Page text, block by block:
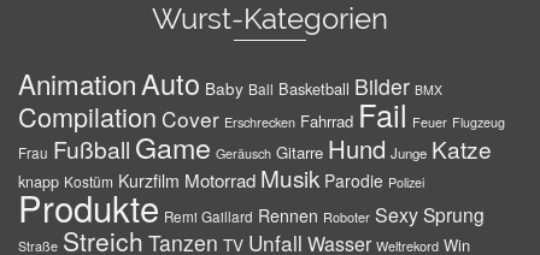
Wurst-Kategorien
AnimationAuto Baby Ball Basketball Bilder BMX
Compilation Cover Erschrecken Fahrrad Fail Feuer Flugzeug
Frau Fußball Game Geräusch Gitarre Hund Junge Katze
knapp Kostüm Kurzfilm Motorrad Musik Parodie Polizei
Produkte Remi Gaillard Rennen Roboter SexySprung
Straße Streich Tanzen TV Unfall Wasser Weltrekord Win